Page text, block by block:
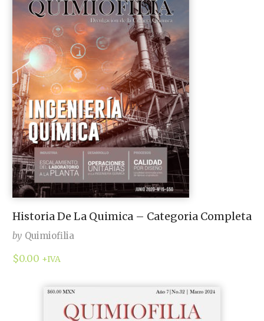
Historia De La Quimica – Categoria Completa
by Quimiofilia
$0.00 +IVA